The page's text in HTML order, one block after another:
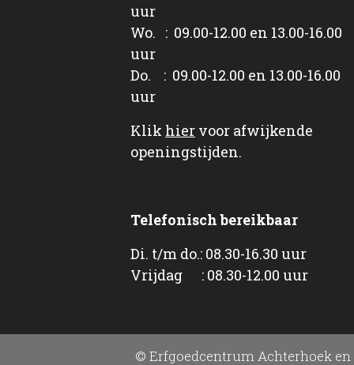
uur
Wo. : 09.00-12.00 en 13.00-16.00
uur
Do. : 09.00-12.00 en 13.00-16.00
uur
Klik hier voor afwijkende
openingstijden.
Telefonisch bereikbaar
Di. t/m do.: 08.30-16.30 uur
Vrijdag : 08.30-12.00 uur
© Erfgoedcentrum Achterhoek en